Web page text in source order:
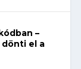
–
dönti el a